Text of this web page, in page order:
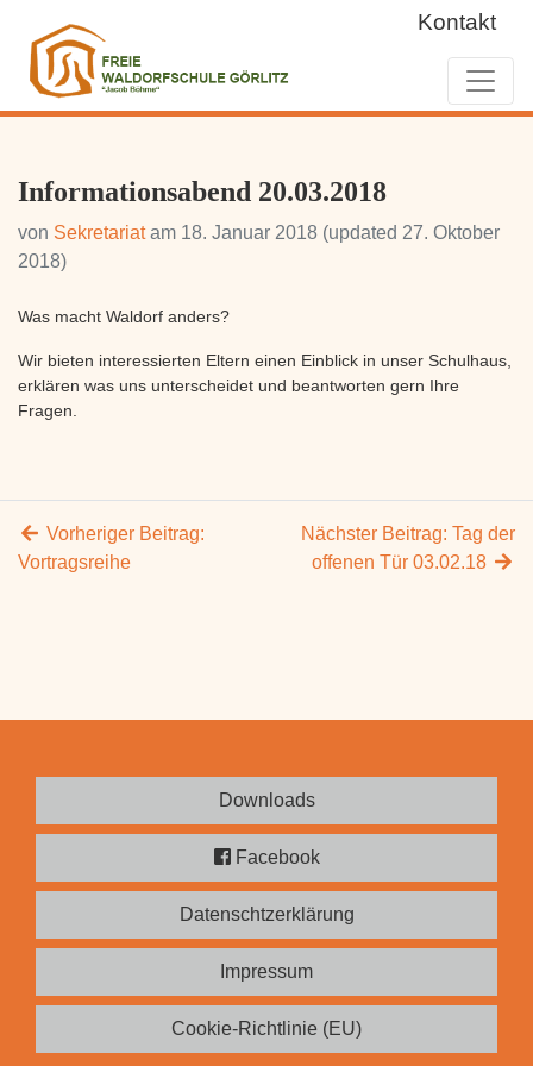
Kontakt
Informationsabend 20.03.2018
von Sekretariatam 18. Januar 2018 (updated 27. Oktober
2018)
Was macht Waldorf anders?
Wir bieten interessierten Eltern einen Einblick in unser Schulhaus,
erklären was uns unterscheidet und beantworten gern Ihre
Fragen.
Vorheriger Beitrag:
Vortragsreihe
Nächster Beitrag: Tag der
offenen Tür 03.02.18
Downloads
Facebook
Datenschtzerklärung
Impressum
Cookie-Richtlinie (EU)